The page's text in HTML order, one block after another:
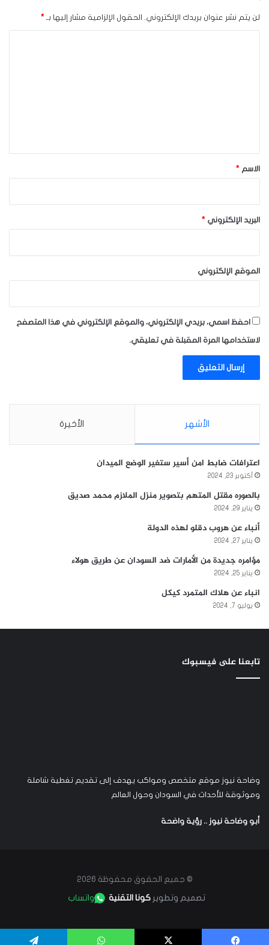
لن يتم نشر عنوان بريدك الإلكتروني. الحقول الإلزامية مشار إليها بـ *
*الاسم *
البريد الإلكتروني *
الموقع الإلكتروني
احفظ اسمي، بريدي الإلكتروني، والموقع الإلكتروني في هذا المتصفح
لاستخدامها المرة المقبلة في تعليقي.
الأشهر الأخيرة
اعترافات ضابط امن أسير ستغير الوضع الميدان
أكتوبر 23, 2024
بالصوره مقتل المتهم بتصوير منزل الملازم محمد صديق
يناير 29, 2024
أنباء عن هروب دقلو لهذه الدولة
يناير 27, 2024
مؤامره جديدة من الأمارات ضد السودان عن طريق هولاء
يناير 25, 2024
انباء عن هلاك المتمرد كيكل
يوليو 7, 2024
تابعنا على فيسبوك
وضاحة نيوز موقع متخصص ومواكب يهدف إلى تقديم تغطية شاملة
وموثوقة للأحداث في السودان وحول العالم
أبو وضاحة نيوز .. رؤية واضحة
© جميع الحقوق محفوظة 2026
تصميم وتطويركونا التقنية واتساب